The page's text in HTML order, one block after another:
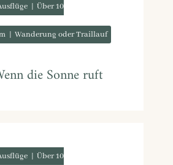
Über 10
Wanderung oder Traillauf
die Sonne ruft
Über 10